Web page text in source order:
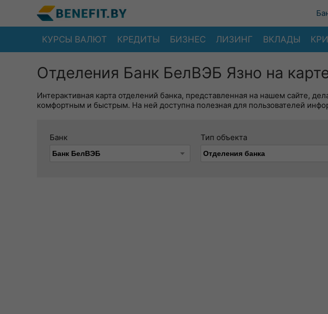
КУРСЫ ВАЛЮТ КРЕДИТЫ БИЗНЕС ЛИЗИНГ ВКЛАДЫ
Отделения Банк БелВЭБ Язно на
Интерактивная карта отделений банка, представленная на нашем сайте,
комфортным и быстрым. На ней доступна полезная для пользователей
Банк Тип объекта